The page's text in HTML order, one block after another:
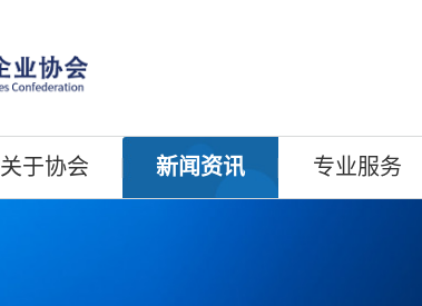
关于协会 新闻资讯 专业服务